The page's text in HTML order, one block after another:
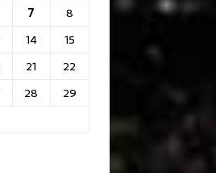
7
8
14
15
21
22
28
29